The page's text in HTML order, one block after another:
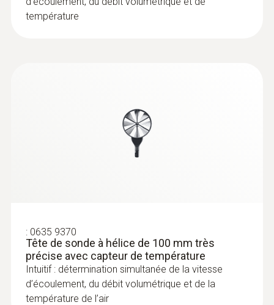
température
: 0635 9370
Tête de sonde à hélice de 100 mm très
précise avec capteur de température
Intuitif : détermination simultanée de la vitesse
d’écoulement, du débit volumétrique et de la
température de l’air